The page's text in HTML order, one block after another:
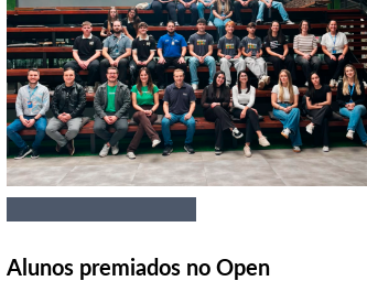
Alunos premiados no Open